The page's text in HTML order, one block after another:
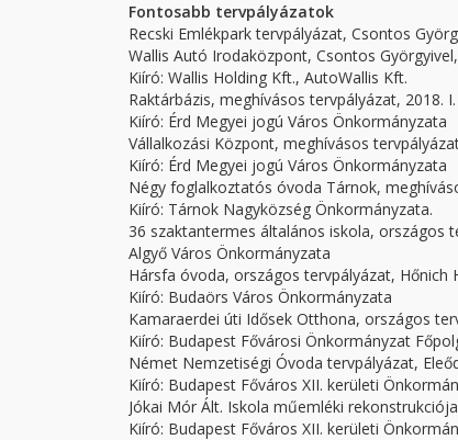
Fontosabb tervpályázatok
Recski Emlékpark tervpályázat, Csontos
Wallis Autó Irodaközpont, Csontos
Kiíró: Wallis Holding Kft., AutoWallis Kft.
Raktárbázis, meghívásos tervpályázat, 2018.
Kiíró: Érd Megyei jogú Város Önkormányzata
Vállalkozási Központ, meghívásos
Kiíró: Érd Megyei jogú Város Önkormányzata
Négy foglalkoztatós óvoda Tárnok,
Kiíró: Tárnok Nagyközség Önkormányzata.
36 szaktantermes általános iskola, országos
Algyő Város Önkormányzata
Hársfa óvoda, országos tervpályázat, Hőnich
Kiíró: Budaörs Város Önkormányzata
Kamaraerdei úti Idősek Otthona, országos
Kiíró: Budapest Fővárosi Önkormányzat
Német Nemzetiségi Óvoda tervpályázat,
Kiíró: Budapest Főváros XII. kerületi
Jókai Mór Ált. Iskola műemléki
Kiíró: Budapest Főváros XII. kerületi